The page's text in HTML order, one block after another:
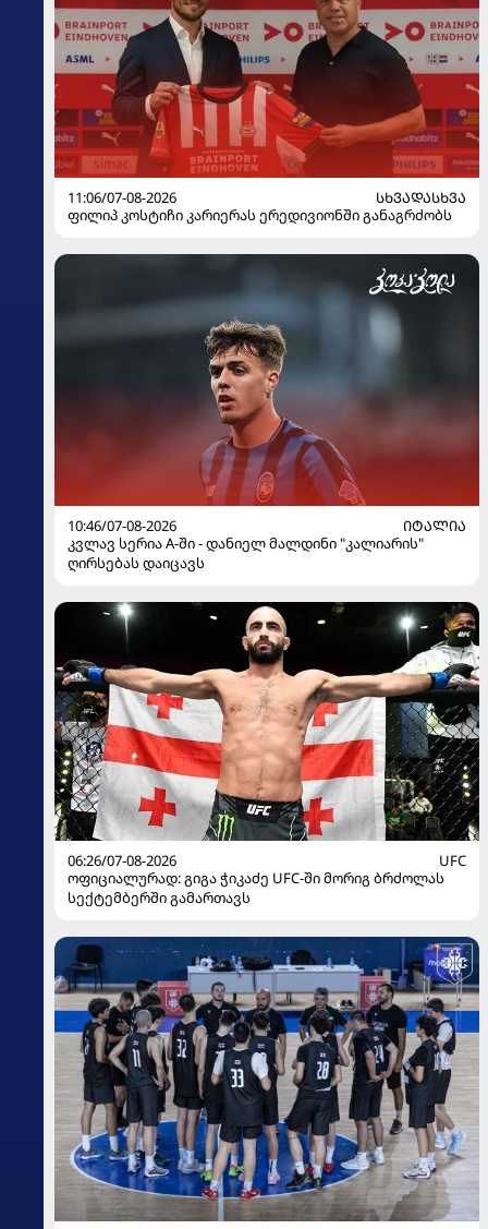
11:06/07-08-2026
ᲡᲮᲕᲐᲓᲐᲡᲮᲕᲐ
ფილიპ კოსტიჩი კარიერას ერედივიონში განაგრძობს
10:46/07-08-2026
ᲘᲢᲐᲚᲘᲐ
კვლავ სერია A-ში - დანიელ მალდინი "კალიარის"
ღირსებას დაიცავს
06:26/07-08-2026
UFC
ოფიციალურად: გიგა ჭიკაძე UFC-ში მორიგ ბრძოლას
სექტემბერში გამართავს